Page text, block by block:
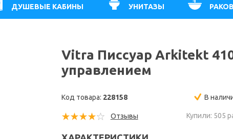
ДУШЕВЫЕ КАБИНЫ УНИТАЗЫ
Vitra Писсуар Arkitekt
управлением
Код товара: 228158 В
Отзывы Купили: 505